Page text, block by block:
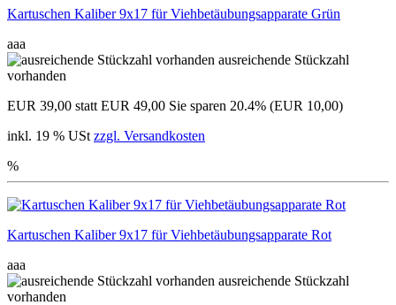
Kartuschen Kaliber 9x17 für Viehbetäubungsapparate Grün
aaa
ausreichende Stückzahl
vorhanden
EUR 39,00 statt EUR 49,00 Sie sparen 20.4% (EUR 10,00)
inkl. 19 % USt zzgl. Versandkosten
%
Kartuschen Kaliber 9x17 für Viehbetäubungsapparate Rot
aaa
ausreichende Stückzahl
vorhanden